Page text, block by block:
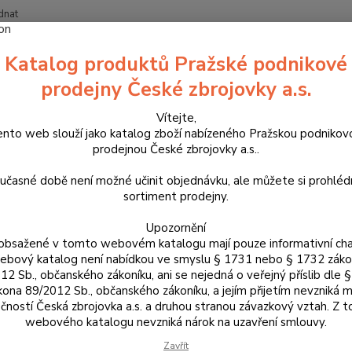
Hledat
Příslušenství, doplňky a náhradní díly Pro pistole
SP-01 (Shadow)
se pro Vás na prodejně držet většinu běžne poptávaných dílů
neznamená, že ho nemáme na prodejně, nebo že ho pro Vás
Katalog produktů Pražské podnikové
prodejny České zbrojovky a.s.
Vítejte,
web slouží jako katalog zboží nabízeného Pražskou
prodejnou České zbrojovky a.s..
době není možné učinit objednávku, ale můžete si
sortiment prodejny.
Upozornění
v tomto webovém katalogu mají pouze informativní
katalog není nabídkou ve smyslu § 1731 nebo § 1732
Sb., občanského zákoníku, ani se nejedná o veřejný příslib dle
89/2012 Sb., občanského zákoníku, a jejím přijetím nevzniká
Česká zbrojovka a.s. a druhou stranou závazkový vztah. Z
webového katalogu nevzniká nárok na uzavření smlouvy.
Zavřít